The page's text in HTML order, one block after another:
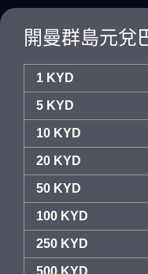
開曼群島元兌
1 KYD
5 KYD
10 KYD
20 KYD
50 KYD
100 KYD
250 KYD
500 KYD